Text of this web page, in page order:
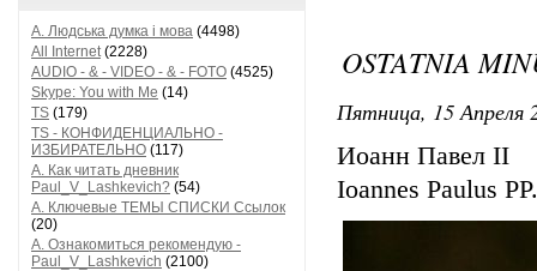
A. Людська думка і мова (4498)
All Internet(2228)
AUDIO - & - VIDEO - & - FOTO (4525)
Skype: You with Me (14)
TS (179)
TS - КОНФИДЕНЦИАЛЬНО -
ИЗБИРАТЕЛЬНО (117)
А. Как читать дневник
Paul_V_Lashkevich? (54)
А. Ключевые ТЕМЫ СПИСКИ Ссылок
(20)
А. Ознакомиться рекомендую -
Paul_V_Lashkevich (2100)
OSTATNIA
Пятница, 15 Апреля
Иоанн Павел II
Ioannes Paulus